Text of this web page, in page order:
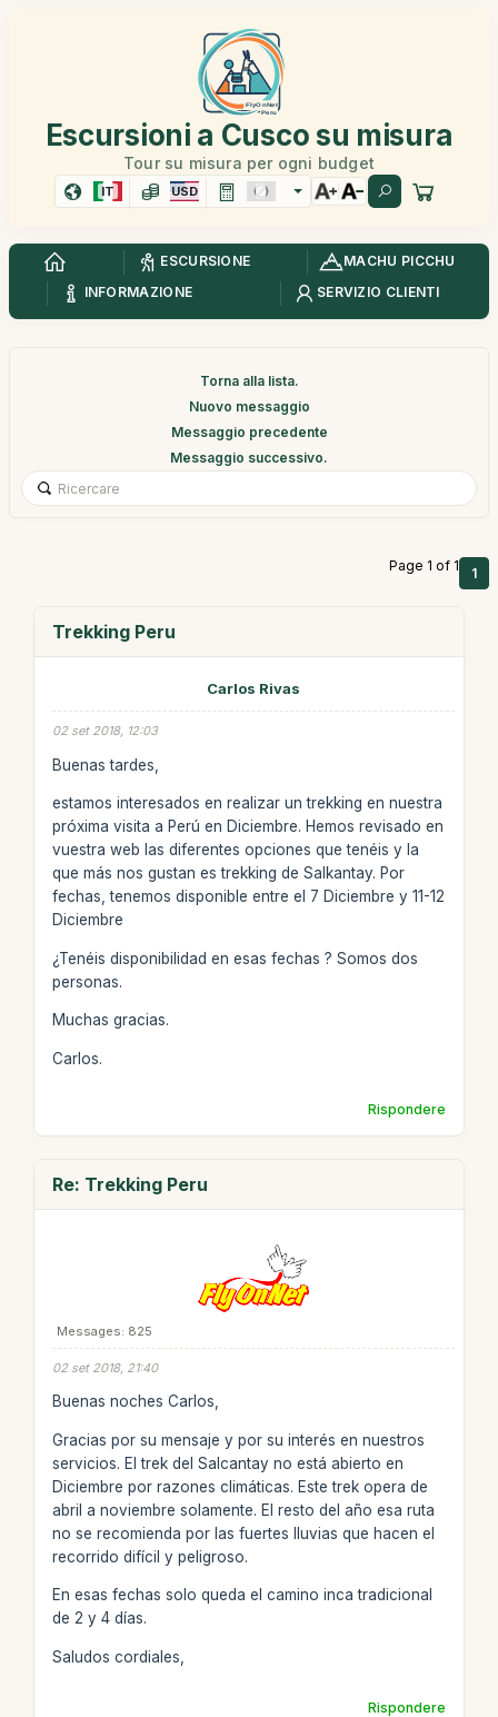
Escursioni a Cusco su misura
Tour su misura per ogni budget
IT USD
ESCURSIONE
MACHU PICCHU
INFORMAZIONE
SERVIZIO CLIENTI
Torna alla lista.
Nuovo messaggio
Messaggio precedente
Messaggio successivo.
Page 1 of 1 1
Trekking Peru
Carlos Rivas
02 set 2018, 12:03
Buenas tardes,
estamos interesados en realizar un trekking en nuestra
próxima visita a Perú en Diciembre. Hemos revisado en
vuestra web las diferentes opciones que tenéis y la
que más nos gustan es trekking de Salkantay. Por
fechas, tenemos disponible entre el 7 Diciembre y 11-12
Diciembre
¿Tenéis disponibilidad en esas fechas ? Somos dos
personas.
Muchas gracias.
Carlos.
Rispondere
Re: Trekking Peru
Messages: 825
02 set 2018, 21:40
Buenas noches Carlos,
Gracias por su mensaje y por su interés en nuestros
servicios. El trek del Salcantay no está abierto en
Diciembre por razones climáticas. Este trek opera de
abril a noviembre solamente. El resto del año esa ruta
no se recomienda por las fuertes lluvias que hacen el
recorrido difícil y peligroso.
En esas fechas solo queda el camino inca tradicional
de 2 y 4 días.
Saludos cordiales,
Rispondere